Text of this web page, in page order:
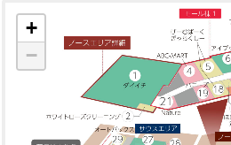
+
−